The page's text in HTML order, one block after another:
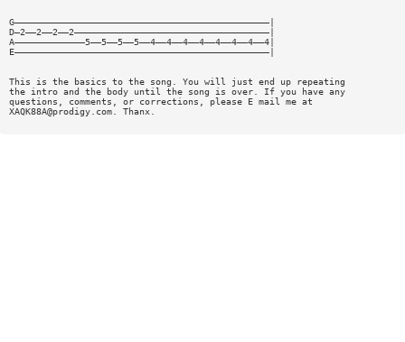
G———————————————————————————————————————————————|
D—2——2——2——2————————————————————————————————————|
A—————————————5——5——5——5——4——4——4——4——4——4——4——4|
E———————————————————————————————————————————————|
This is the basics to the song. You will just end up repeating
the intro and the body until the song is over. If you have any
questions, comments, or corrections, please E mail me at
XAQK88A@prodigy.com. Thanx.